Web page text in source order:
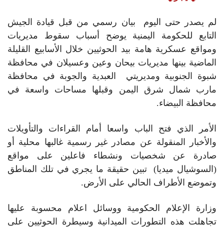
لم يصدر حتى اليوم بيان رسمي من قبل قيادة الجيش
التابع للحكومة اليمنية يوضح أسباب سقوط مديريات
ومواقع عسكرية هامة بيد الحوثيين خلال الأسابيع القليلة
الماضية بينها مديريات بيحان وعين وعسيلان في محافظة
شبوة الجنوبية ومديريتي العبدية والجوبة في محافظة
مارب شمال شرق اليمن وقبلها مساحات واسعة في
محافظة البيضاء.
الأمر الذي فتح الباب واسعا أمام القراءات والتأويلات
والأخبار المنقولة عن مصادر غير رسمية غالبها محلية أو
صادرة عن شخصيات ونشطاء فاعلين على مواقع
(السوشيال ميديا) تبين حقيقة ما يجري في تلك المناطق
وتموضع الأطراف الحالي على الأرض.
وزارة الإعلام الحكومية ووسائل اعلام محسوبة عليها
تجاهلت هذه التطورات الميدانية وسيطرة الحوثيين على